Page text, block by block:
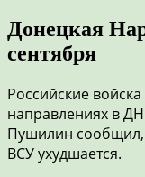
Донецкая
сентября
Российские
направлениях в
Пушилин сообщил,
ВСУ ухудшается.